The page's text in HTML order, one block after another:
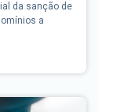
da sanção de
a